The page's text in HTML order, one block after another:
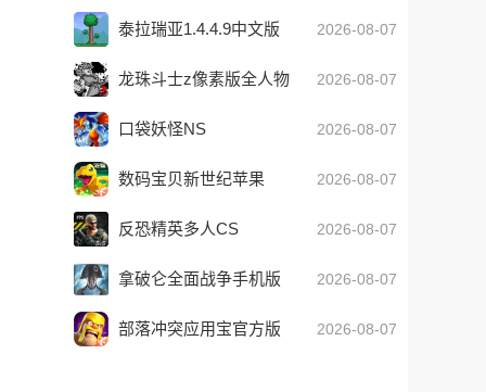
泰拉瑞亚1.4.4.9中文版
2026-08-07
龙珠斗士z像素版全人物
2026-08-07
口袋妖怪NS 2026-08-07
数码宝贝新世纪苹果 2026-08-07
反恐精英多人CS 2026-08-07
拿破仑全面战争手机版 2026-08-07
部落冲突应用宝官方版 2026-08-07